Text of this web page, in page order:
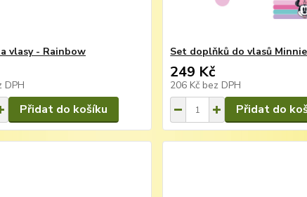
vlasy - Rainbow
DPH
Přidat do košíku
Set doplňků do vlasů
249 Kč
206 Kč bez DPH
Přidat do